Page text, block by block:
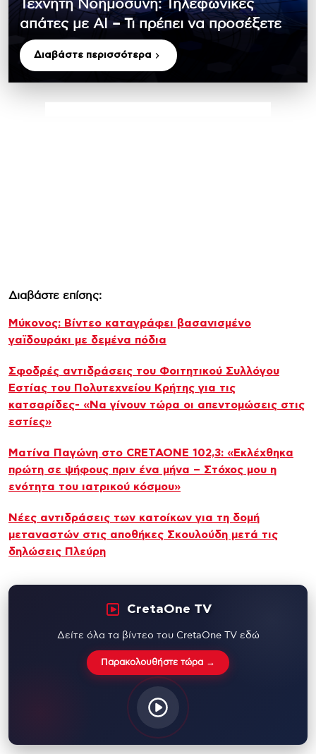
Τεχνητή Νοημοσύνη: Τηλεφωνικές
απάτες με ΑΙ – Τι πρέπει να προσέξετε
Διαβάστε περισσότερα
Διαβάστε επίσης:
Μύκονος: Βίντεο καταγράφει βασανισμένο
γαϊδουράκι με δεμένα πόδια
Σφοδρές αντιδράσεις του Φοιτητικού Συλλόγου
Εστίας του Πολυτεχνείου Κρήτης για τις
κατσαρίδες- «Να γίνουν τώρα οι απεντομώσεις στις
εστίες»
Ματίνα Παγώνη στο CRETAONE 102,3: «Εκλέχθηκα
πρώτη σε ψήφους πριν ένα μήνα – Στόχος μου η
ενότητα του ιατρικού κόσμου»
Νέες αντιδράσεις των κατοίκων για τη δομή
μεταναστών στις αποθήκες Σκουλούδη μετά τις
δηλώσεις Πλεύρη
CretaOne TV
Δείτε όλα τα βίντεο του CretaOne TV εδώ
Παρακολουθήστε τώρα →